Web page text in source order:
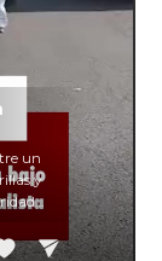
un
y